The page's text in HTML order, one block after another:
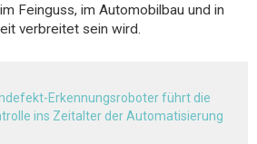
Feinguss, im Automobilbau und in
verbreitet sein wird.
Erkennungsroboter führt die
ins Zeitalter der Automatisierung